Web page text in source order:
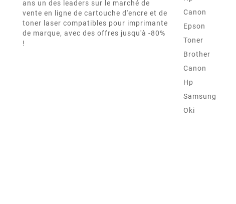
ans un des leaders sur le marché de
vente en ligne de cartouche d'encre et de
toner laser compatibles pour imprimante
de marque, avec des offres jusqu'à -80%
!
Canon
Epson
Toner
Brother
Canon
Hp
Samsung
Oki